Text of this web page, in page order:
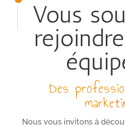
Vous
Des
Nous vous invitons à